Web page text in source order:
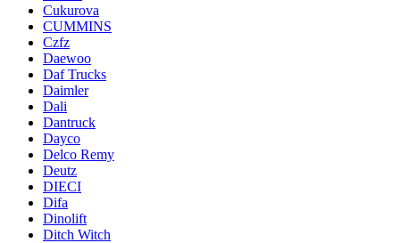
Cukurova
CUMMINS
Czfz
Daewoo
Daf Trucks
Daimler
Dali
Dantruck
Dayco
Delco Remy
Deutz
DIECI
Difa
Dinolift
Ditch Witch